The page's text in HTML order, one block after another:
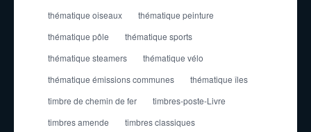
thématique oiseaux
thématique peinture
thématique pôle
thématique sports
thématique steamers
thématique vélo
thématique émissions communes
thématique îles
timbre de chemin de fer
timbres-poste-Livre
timbres amende
timbres classiques